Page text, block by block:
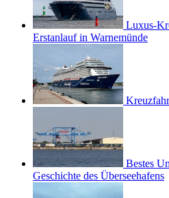
Luxus-
Erstanlauf in Warnemünde
Bestes
Geschichte des Überseehafens